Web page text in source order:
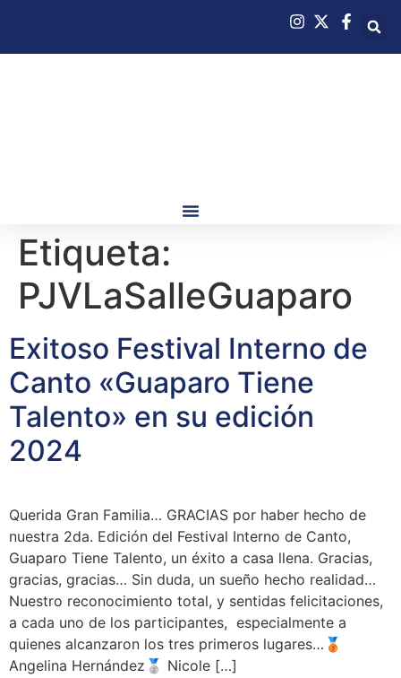
Etiqueta:
PJVLaSalleGuaparo
Exitoso Festival Interno de
Canto «Guaparo Tiene
Talento» en su edición
2024
Querida Gran Familia… GRACIAS por haber hecho de
nuestra 2da. Edición del Festival Interno de Canto,
Guaparo Tiene Talento, un éxito a casa llena. Gracias,
gracias, gracias… Sin duda, un sueño hecho realidad…
Nuestro reconocimiento total, y sentidas felicitaciones,
a cada uno de los participantes, especialmente a
quienes alcanzaron los tres primeros lugares…🥉
Angelina Hernández🥈 Nicole […]